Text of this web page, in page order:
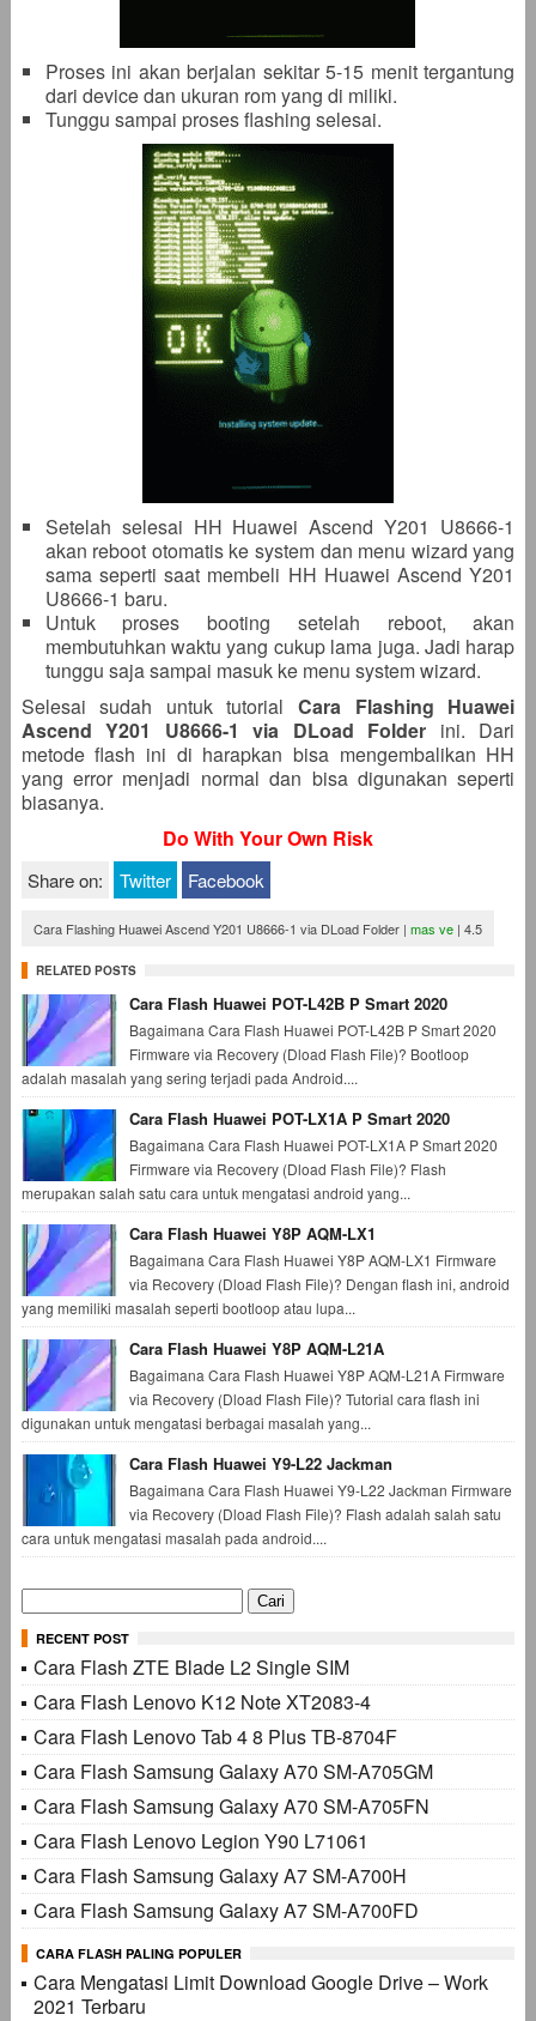
Proses ini akan berjalan sekitar 5-15 menit tergantung
dari device dan ukuran rom yang di miliki.
Tunggu sampai proses flashing selesai.
Setelah selesai HH Huawei Ascend Y201 U8666-1
akan reboot otomatis ke system dan menu wizard yang
sama seperti saat membeli HH Huawei Ascend Y201
U8666-1 baru.
Untuk proses booting setelah reboot, akan
membutuhkan waktu yang cukup lama juga. Jadi harap
tunggu saja sampai masuk ke menu system wizard.
Selesai sudah untuk tutorialCara Flashing Huawei
Ascend Y201 U8666-1 via DLoad Folder ini. Dari
metode flash ini di harapkan bisa mengembalikan HH
yang error menjadi normal dan bisa digunakan seperti
biasanya.
Do With Your Own Risk
Share on: Twitter Facebook
Cara Flashing Huawei Ascend Y201 U8666-1 via DLoad Folder| mas ve | 4.5
RELATED POSTS
Cara Flash Huawei POT-L42B P Smart 2020
Bagaimana Cara Flash Huawei POT-L42B P Smart 2020
Firmware via Recovery (Dload Flash File)? Bootloop
adalah masalah yang sering terjadi pada Android....
Cara Flash Huawei POT-LX1A P Smart 2020
Bagaimana Cara Flash Huawei POT-LX1A P Smart 2020
Firmware via Recovery (Dload Flash File)? Flash
merupakan salah satu cara untuk mengatasi android yang...
Cara Flash Huawei Y8P AQM-LX1
Bagaimana Cara Flash Huawei Y8P AQM-LX1 Firmware
via Recovery (Dload Flash File)? Dengan flash ini, android
yang memiliki masalah seperti bootloop atau lupa...
Cara Flash Huawei Y8P AQM-L21A
Bagaimana Cara Flash Huawei Y8P AQM-L21A Firmware
via Recovery (Dload Flash File)? Tutorial cara flash ini
digunakan untuk mengatasi berbagai masalah yang...
Cara Flash Huawei Y9-L22 Jackman
Bagaimana Cara Flash Huawei Y9-L22 Jackman Firmware
via Recovery (Dload Flash File)? Flash adalah salah satu
cara untuk mengatasi masalah pada android....
Cari
untuk:
RECENT POST
Cara Flash ZTE Blade L2 Single SIM
Cara Flash Lenovo K12 Note XT2083-4
Cara Flash Lenovo Tab 4 8 Plus TB-8704F
Cara Flash Samsung Galaxy A70 SM-A705GM
Cara Flash Samsung Galaxy A70 SM-A705FN
Cara Flash Lenovo Legion Y90 L71061
Cara Flash Samsung Galaxy A7 SM-A700H
Cara Flash Samsung Galaxy A7 SM-A700FD
CARA FLASH PALING POPULER
Cara Mengatasi Limit Download Google Drive – Work
2021 Terbaru